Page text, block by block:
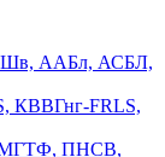
ААБл, АСБЛ,
КВВГнг-FRLS,
ПНСВ,